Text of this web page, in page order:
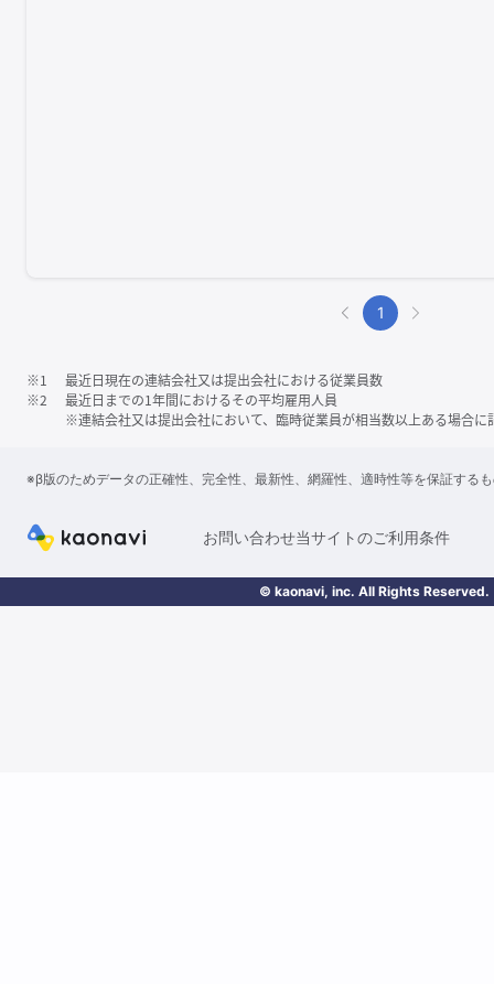
1
※1
最近日現在の連結会社又は提出会社における従業員数
※2
最近日までの1年間におけるその平均雇用人員
※連結会社又は提出会社において、臨時従業員が相当数以上ある場合に
※β版のためデータの正確性、完全性、最新性、網羅性、適時性等を保証する
お問い合わせ当サイトのご利用条件
© kaonavi, inc. All Rights Reserved.